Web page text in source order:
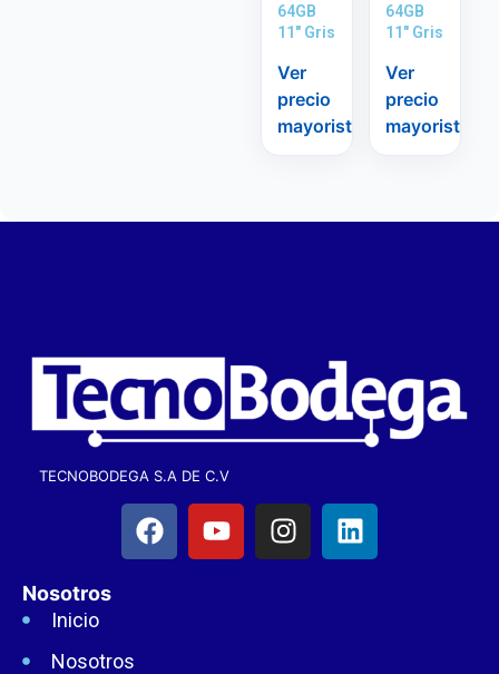
64GB
11″ Gris
Ver
precio
mayorista
64GB
11″ Gris
Ver
precio
mayorista
TECNOBODEGA S.A DE C.V
Nosotros
Inicio
Nosotros